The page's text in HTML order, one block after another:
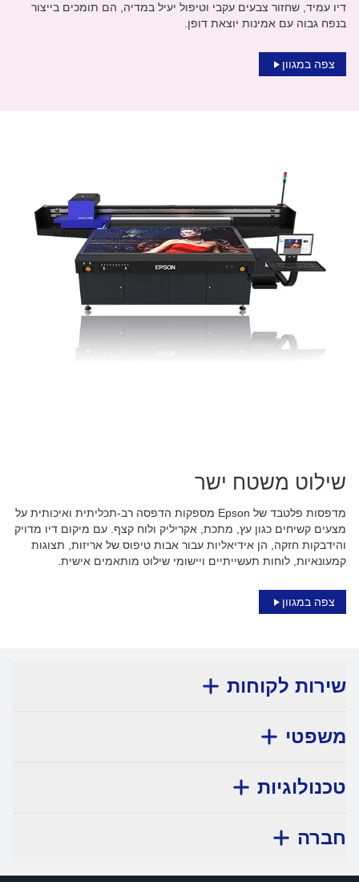
דיו עמיד, שחזור צבעים עקבי וטיפול יעיל במדיה, הם תומכים בייצור
בנפח גבוה עם אמינות יוצאת דופן.
צפה במגוון
שילוט משטח ישר
מדפסות פלטבד של Epson מספקות הדפסה רב-תכליתית ואיכותית על
מצעים קשיחים כגון עץ, מתכת, אקריליק ולוח קצף. עם מיקום דיו מדויק
והידבקות חזקה, הן אידיאליות עבור אבות טיפוס של אריזות, תצוגות
קמעונאיות, לוחות תעשייתיים ויישומי שילוט מותאמים אישית.
צפה במגוון
שירות לקוחות
משפטי
טכנולוגיות
חברה